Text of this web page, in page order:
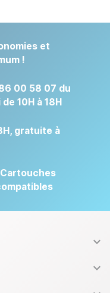
et
!
00 58 07 du
10H à 18H
gratuite à

